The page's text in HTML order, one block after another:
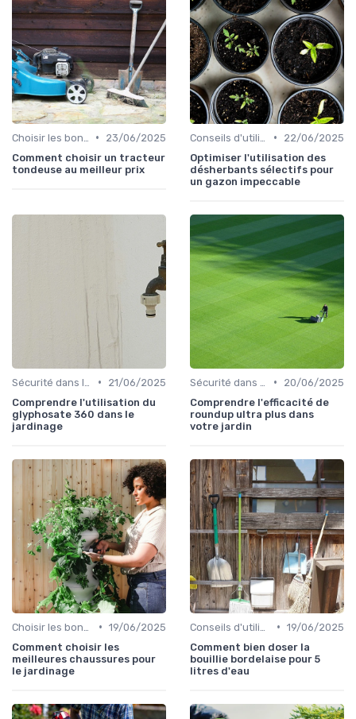
•
23/06/2025
Comment choisir un tracteur
tondeuse au meilleur prix
•
22/06/2025
Optimiser l'utilisation des
désherbants sélectifs pour
un gazon impeccable
•
21/06/2025
Comprendre l'utilisation du
glyphosate 360 dans le
jardinage
•
20/06/2025
Comprendre l'efficacité de
roundup ultra plus dans
votre jardin
• 19/06/2025
Comment choisir les
meilleures chaussures pour
le jardinage
• 19/06/2025
Comment bien doser la
bouillie bordelaise pour 5
litres d'eau